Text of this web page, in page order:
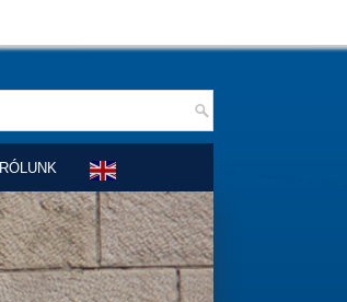
RÓLUNK